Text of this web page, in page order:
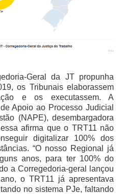
de Acessibilidade e Inclusão
Geral da JT propunha
os Tribunais elaborassem
e os executassem. A
Apoio ao Processo Judicial
(NAPE), desembargadora
afirma que o TRT11 não
digitalizar 100% dos
“O nosso Regional já
anos, para ter 100% do
a Corregedoria-geral lançou
o TRT11 já apresentava
no sistema PJe, faltando